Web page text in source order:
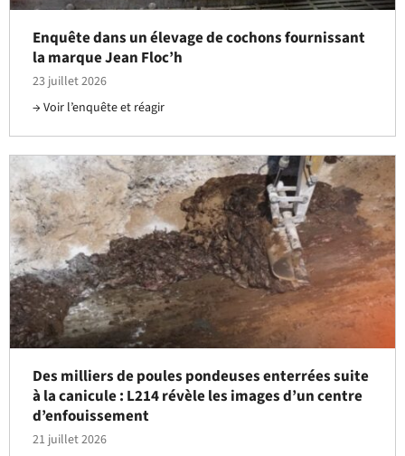
Enquête dans un élevage de cochons fournissant
la marque Jean Floc’h
23 juillet 2026
Voir l’enquête et réagir
Des milliers de poules pondeuses enterrées suite
à la canicule : L214 révèle les images d’un centre
d’enfouissement
21 juillet 2026